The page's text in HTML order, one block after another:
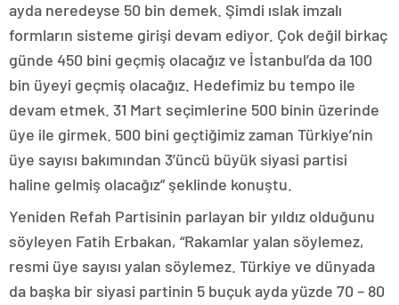
ayda neredeyse 50 bin demek. Şimdi ıslak imzalı
formların sisteme girişi devam ediyor. Çok değil birkaç
günde 450 bini geçmiş olacağız ve İstanbul’da da 100
bin üyeyi geçmiş olacağız. Hedefimiz bu tempo ile
devam etmek. 31 Mart seçimlerine 500 binin üzerinde
üye ile girmek. 500 bini geçtiğimiz zaman Türkiye’nin
üye sayısı bakımından 3’üncü büyük siyasi partisi
haline gelmiş olacağız” şeklinde konuştu.
Yeniden Refah Partisinin parlayan bir yıldız olduğunu
söyleyen Fatih Erbakan, “Rakamlar yalan söylemez,
resmi üye sayısı yalan söylemez. Türkiye ve dünyada
da başka bir siyasi partinin 5 buçuk ayda yüzde 70 – 80